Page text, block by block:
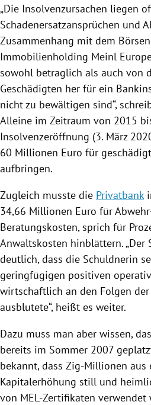
„Die Insolvenzursachen liegen
Schadenersatzansprüchen und
Zusammenhang mit dem
Immobilienholding Meinl
sowohl betraglich als auch von
Geschädigten her für ein
nicht zu bewältigen sind“,
Alleine im Zeitraum von 2015
Insolvenzeröffnung (3. März
60 Millionen Euro für
aufbringen.
Zugleich musste die Privatbank
34,66 Millionen Euro für
Beratungskosten, sprich für
Anwaltskosten hinblättern. „Der
deutlich, dass die Schuldnerin
geringfügigen positiven
wirtschaftlich an den Folgen der
ausblutete“, heißt es weiter.
Dazu muss man aber wissen,
bereits im Sommer 2007
bekannt, dass Zig-Millionen aus
Kapitalerhöhung still und
von MEL-Zertifikaten verwendet